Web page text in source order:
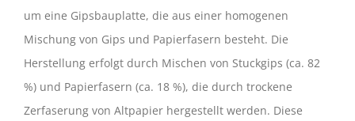
um eine Gipsbauplatte, die aus einer homogenen
Mischung von Gips und Papierfasern besteht. Die
Herstellung erfolgt durch Mischen von Stuckgips (ca. 82
%) und Papierfasern (ca. 18 %), die durch trockene
Zerfaserung von Altpapier hergestellt werden. Diese